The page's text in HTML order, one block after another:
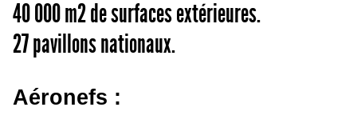
40 000 m² de surfaces extérieures.
27 pavillons nationaux.
Aéronefs :